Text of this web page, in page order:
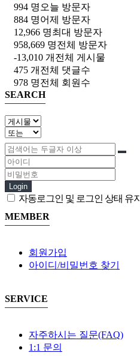
994 명 오늘 방문자
884 명어제 방문자
12,966 명최대 방문자
958,669 명전체 방문자
-13,010 개 전체 게시물
475 개 전체 댓글수
978 명전체 회원수
SEARCH
Login
자동로그인 및 로그인 상태 유지
MEMBER
회원가입
아이디/비밀번호 찾기
SERVICE
자주하시는 질문(FAQ)
1:1 문의